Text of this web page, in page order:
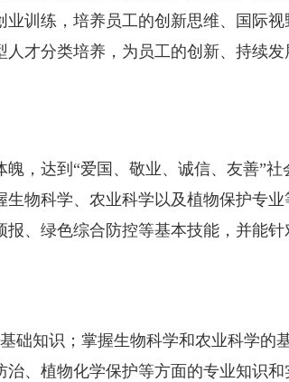
训练，培养员工的创新思维、国际
才分类培养，为员工的创新、持续发
达到“爱国、敬业、诚信、友善”社
物科学、农业科学以及植物保护专
、绿色综合防控等基本技能，并能
础知识；掌握生物科学和农业科学的
、植物化学保护等方面的专业知识